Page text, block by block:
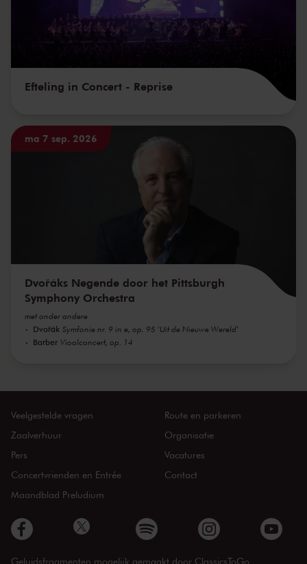
Efteling in Concert - Reprise
ma 7 sep. 2026
Dvořáks Negende door het Pittsburgh
Symphony Orchestra
met onder andere
Dvořák Symfonie nr. 9 in e, op. 95 'Uit de Nieuwe Wereld'
Barber Vioolconcert, op. 14
Veelgestelde vragen
Zaalverhuur
Pers
Concertvrienden en Entrée
Maandblad Preludium
Route en parkeren
Organisatie
Vacatures
Contact
Geluidsfragmenten mogelijk gemaakt door ClassicsToGo